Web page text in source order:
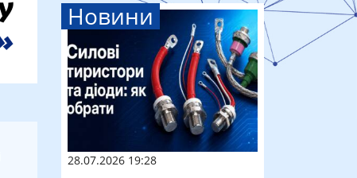
Новини
28.07.2026 19:28